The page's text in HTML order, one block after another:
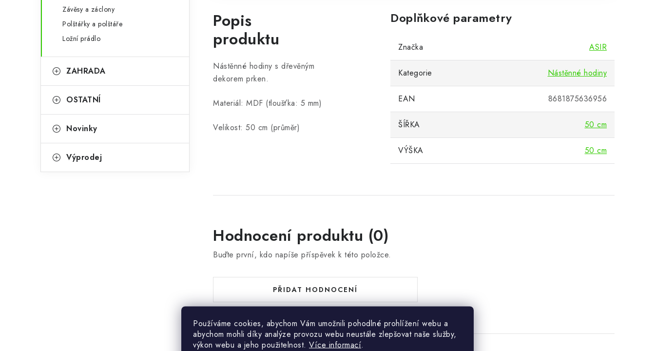
Používáme cookies, abychom Vám umožnili pohodlné prohlížení webu a
abychom mohli díky analýze provozu webu neustále zlepšovat naše služby,
výkon webu a jeho použitelnost. Více informací.
Závěsy a záclony
Polštářky a polštáře
Ložní prádlo
ZAHRADA
OSTATNÍ
Novinky
Výprodej
Popis
produktu
Nástěnné hodiny s dřevěným
dekorem prken.
Materiál: MDF (tloušťka: 5 mm)
Velikost: 50 cm (průměr)
Doplňkové parametry
Značka ASIR
Kategorie Nástěnné hodiny
EAN 8681875636956
ŠÍŘKA 50 cm
VÝŠKA 50 cm
Hodnocení produktu (0)
Buďte první, kdo napíše příspěvek k této položce.
PŘIDAT HODNOCENÍ